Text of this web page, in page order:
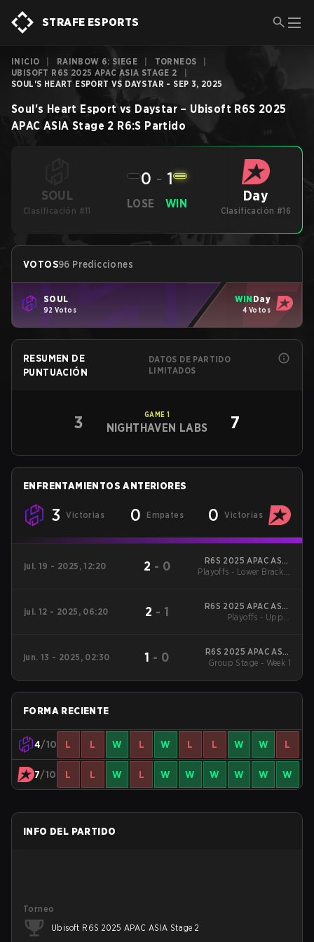
STRAFE ESPORTS
INICIO RAINBOW 6: SIEGE TORNEOS
UBISOFT R6S 2025 APAC ASIA STAGE 2
SOUL'S HEART ESPORT VS DAYSTAR - SEP 3, 2025
Soul's Heart Esport vs Daystar – Ubisoft R6S 2025
APAC ASIA Stage 2 R6:S Partido
SOUL
Clasificación #11
LOSE
0 - 1
WIN Day
Clasificación #16
VOTOS96 Predicciones
SOUL
92 Votos
WIN Day
4 Votos
RESUMEN DE
PUNTUACIÓN
DATOS DE PARTIDO
LIMITADOS
3 GAME 1
NIGHTHAVEN LABS 7
ENFRENTAMIENTOS ANTERIORES
3 Victorias 0 Empates 0 Victorias
jul. 19 - 2025, 12:20 2 - 0
R6S 2025 APAC ASIA
Stage 1
Playoffs - Lower Bracket
jul. 12 - 2025, 06:20 2 - 1
R6S 2025 APAC ASIA
Stage 1
Playoffs - Upper
jun. 13 - 2025, 02:30 1 - 0
R6S 2025 APAC ASIA
Stage 1
Group Stage - Week 1
FORMA RECIENTE
4/10 L L W L W L L W W L
7/10 L L W L W W W W W W
INFO DEL PARTIDO
Torneo
Ubisoft R6S 2025 APAC ASIA Stage 2